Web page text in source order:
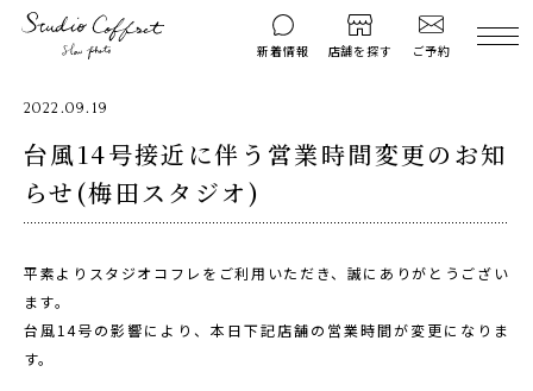
新着情報 店舗を探す ご予約
マイページ
はじめての方へ
キャンペーン コフレマグ
お知らせ 資料請求
2022.09.19
台風14号接近に伴う営業時間変更のお知
らせ(梅田スタジオ)
平素よりスタジオコフレをご利用いただき、誠にありがとうござい
ます。
台風14号の影響により、本日下記店舗の営業時間が変更になりま
す。